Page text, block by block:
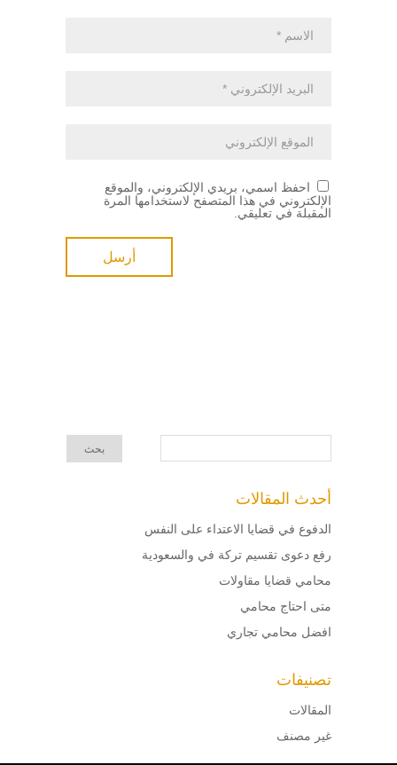
احفظ اسمي، بريدي الإلكتروني، والموقع
الإلكتروني في هذا المتصفح لاستخدامها المرة
المقبلة في تعليقي.
أحدث المقالات
الدفوع في قضايا الاعتداء على النفس
رفع دعوى تقسيم تركة في والسعودية
محامي قضايا مقاولات
متى احتاج محامي
افضل محامي تجاري
تصنيفات
المقالات
غير مصنف